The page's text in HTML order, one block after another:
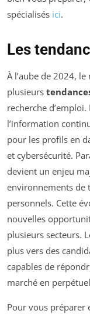
spécialisés ici.
Les
À l’aube de 2024,
plusieurs
recherche
l’information
pour les profils en
et cybersécurité.
devient un enjeu
environnements de
personnels. Cette
nouvelles
plusieurs secteurs.
plus vers des
capables de
marché en
Pour vous préparer